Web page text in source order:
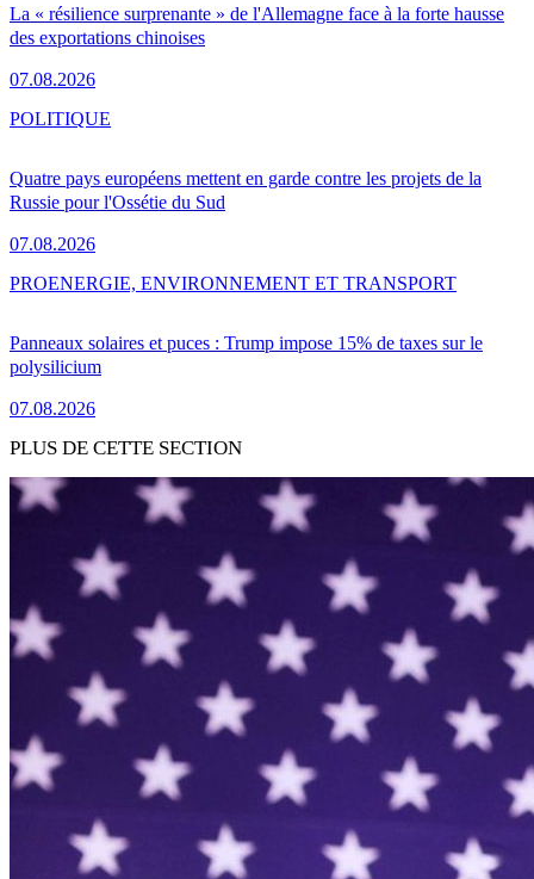
La « résilience surprenante » de l'Allemagne face à la forte hausse
des exportations chinoises
07.08.2026
Quatre pays européens mettent en garde contre les projets de la
Russie pour l'Ossétie du Sud
07.08.2026
POLITIQUE
Panneaux solaires et puces : Trump impose 15% de taxes sur le
polysilicium
07.08.2026
PROENERGIE, ENVIRONNEMENT ET TRANSPORT
PLUS DE CETTE SECTION